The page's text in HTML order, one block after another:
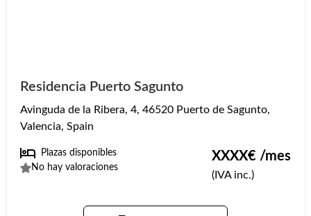
Residencia Puerto Sagunto
Avinguda de la Ribera, 4, 46520 Puerto de Sagunto,
Valencia, Spain
Plazas disponibles
No hay valoraciones
XXXX€ /mes
(IVA inc.)